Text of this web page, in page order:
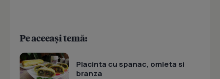
Pe aceeași temă:
Placinta cu spanac, omleta si
branza